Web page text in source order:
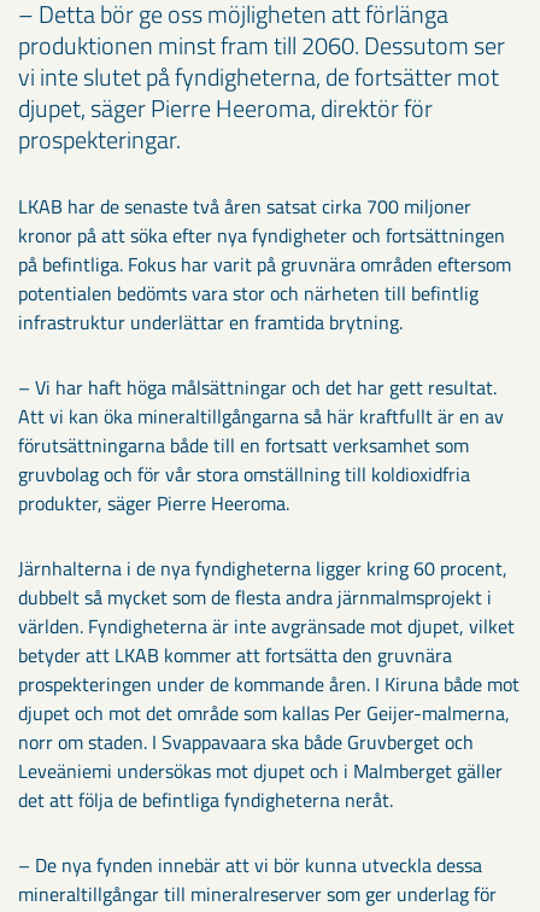
– Detta bör ge oss möjligheten att förlänga
produktionen minst fram till 2060. Dessutom ser
vi inte slutet på fyndigheterna, de fortsätter mot
djupet, säger Pierre Heeroma, direktör för
prospekteringar.
LKAB har de senaste två åren satsat cirka 700 miljoner
kronor på att söka efter nya fyndigheter och fortsättningen
på befintliga. Fokus har varit på gruvnära områden eftersom
potentialen bedömts vara stor och närheten till befintlig
infrastruktur underlättar en framtida brytning.
– Vi har haft höga målsättningar och det har gett resultat.
Att vi kan öka mineraltillgångarna så här kraftfullt är en av
förutsättningarna både till en fortsatt verksamhet som
gruvbolag och för vår stora omställning till koldioxidfria
produkter, säger Pierre Heeroma.
Järnhalterna i de nya fyndigheterna ligger kring 60 procent,
dubbelt så mycket som de flesta andra järnmalmsprojekt i
världen. Fyndigheterna är inte avgränsade mot djupet, vilket
betyder att LKAB kommer att fortsätta den gruvnära
prospekteringen under de kommande åren. I Kiruna både mot
djupet och mot det område som kallas Per Geijer-malmerna,
norr om staden. I Svappavaara ska både Gruvberget och
Leveäniemi undersökas mot djupet och i Malmberget gäller
det att följa de befintliga fyndigheterna neråt.
– De nya fynden innebär att vi bör kunna utveckla dessa
mineraltillgångar till mineralreserver som ger underlag för